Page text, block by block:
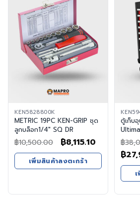
KEN5828800K
METRIC 19PC KEN-GRIP ชุด
ลูกบล็อก1/4" SQ DR
฿10,500.00
Original
price
was:
฿8,115.10 Current
price
is:
฿8,115.10.
เพิ่มสินค้าลงตะกร้า
ตู้เก็บ
฿
was:
฿
฿